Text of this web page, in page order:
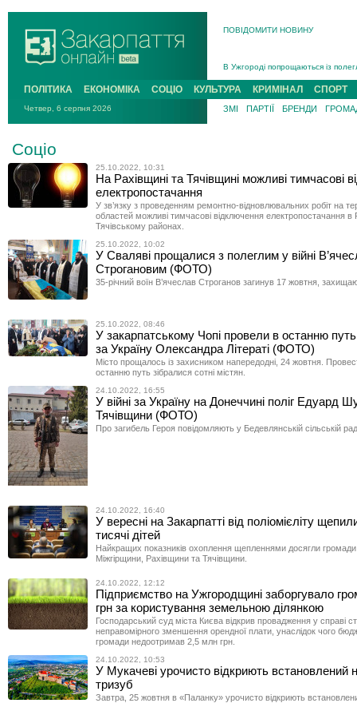
ПОВІДОМИТИ НОВИНУ
В Ужгороді попрощаються із
В Ужгороді 5 серпня
Підтвердили загибель
На війні з рф поліг військовий з
ПОЛІТИКА ЕКОНОМІКА СОЦІО КУЛЬТУРА КРИМІНАЛ СПОРТ
Четвер, 6 серпня 2026 ЗМІ ПАРТІЇ БРЕНДИ
Соціо
25.10.2022, 10:31
На Рахівщині та Тячівщині можливі тимчасові
електропостачання
У зв’язку з проведенням ремонтно-відновлювальних робіт на
областей можливі тимчасові відключення електропостачання в
Тячівському районах.
25.10.2022, 10:02
У Сваляві прощалися з полеглим у війні
Строгановим (ФОТО)
35-річний воїн В’ячеслав Строганов загинув 17 жовтня,
25.10.2022, 08:46
У закарпатському Чопі провели в останню
за Україну Олександра Літераті (ФОТО)
Місто прощалось із захисником напередодні, 24 жовтня.
останню путь зібралися сотні містян.
24.10.2022, 16:55
У війні за Україну на Донеччині поліг Едуард
Тячівщини (ФОТО)
Про загибель Героя повідомляють у Бедевлянській сільській
24.10.2022, 16:40
У вересні на Закарпатті від поліомієліту
тисячі дітей
Найкращих показників охоплення щепленнями досягли
Міжгірщини, Рахівщини та Тячівщини.
24.10.2022, 12:12
Підприємство на Ужгородщині заборгувало
грн за користування земельною ділянкою
Господарський суд міста Києва відкрив провадження у справі
неправомірного зменшення орендної плати, унаслідок чого
громади недоотримав 2,5 млн грн.
24.10.2022, 10:53
У Мукачеві урочисто відкриють встановлений
тризуб
Завтра, 25 жовтня в «Паланку» урочисто відкриють